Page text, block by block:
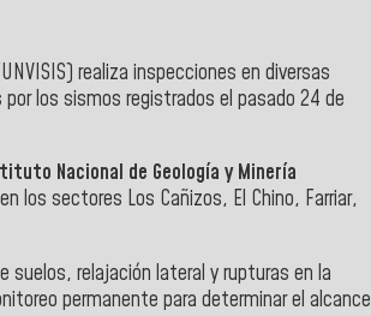
realiza inspecciones en diversas
los sismos registrados el pasado 24 de
Nacional de Geología y Minería
los sectores Los Cañizos, El Chino, Farriar,
relajación lateral y rupturas en la
permanente para determinar el alcance